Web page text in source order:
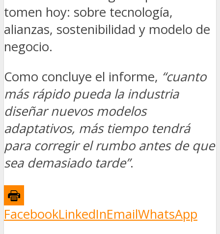
tomen hoy: sobre tecnología,
alianzas, sostenibilidad y modelo de
negocio.
Como concluye el informe, “cuanto
más rápido pueda la industria
diseñar nuevos modelos
adaptativos, más tiempo tendrá
para corregir el rumbo antes de que
sea demasiado tarde”.
FacebookLinkedInEmailWhatsApp